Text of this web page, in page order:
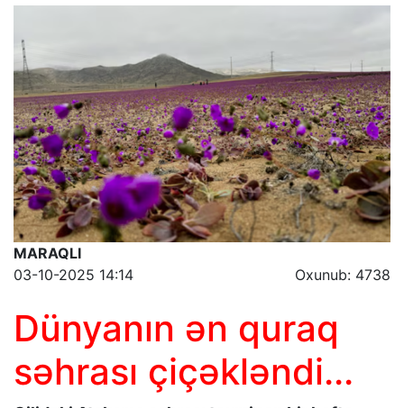
MARAQLI
Oxunub: 4738
03-10-2025 14:14
Dünyanın ən quraq
səhrası çiçəkləndi...